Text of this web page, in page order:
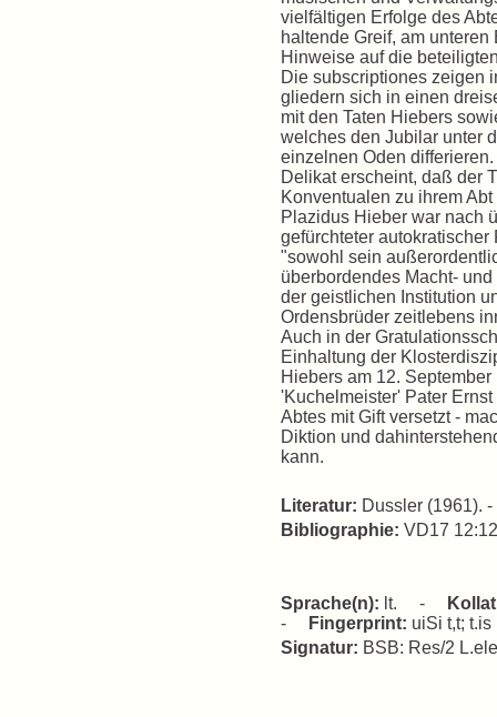
vielfältigen Erfolge des
haltende Greif, am
Hinweise auf die
Die subscriptiones zeigen
gliedern sich in einen
mit den Taten Hiebers
welches den Jubilar unter
einzelnen Oden differieren.
Delikat erscheint, daß der
Konventualen zu ihrem
Plazidus Hieber war nach
gefürchteter autokratischer
"sowohl sein
überbordendes Macht-
der geistlichen Institution
Ordensbrüder zeitlebens
Auch in der
Einhaltung der
Hiebers am 12.
'Kuchelmeister' Pater
Abtes mit Gift versetzt -
Diktion und
kann.
Literatur: Dussler (1961).
Bibliographie: VD17
Sprache(n): lt. -
-
Fingerprint: uiSi t,t;
Signatur: BSB: Res/2